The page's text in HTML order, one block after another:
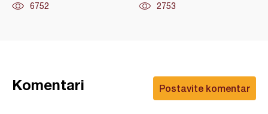
6752 2753
Postavite komentar
Komentari